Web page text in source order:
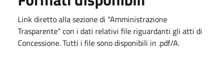
Link diretto alla sezione di "Amministrazione
Trasparente" con i dati relativi file riguardanti gli atti di
Concessione. Tutti i file sono disponibili in .pdf/A.